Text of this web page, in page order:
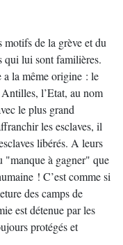
motifs de la grève et du
qui lui sont familières.
a la même origine : le
l’Etat, au nom
le plus grand
les esclaves, il
libérés. A leurs
"manque à gagner" que
! C’est comme si
des camps de
est détenue par les
protégés et